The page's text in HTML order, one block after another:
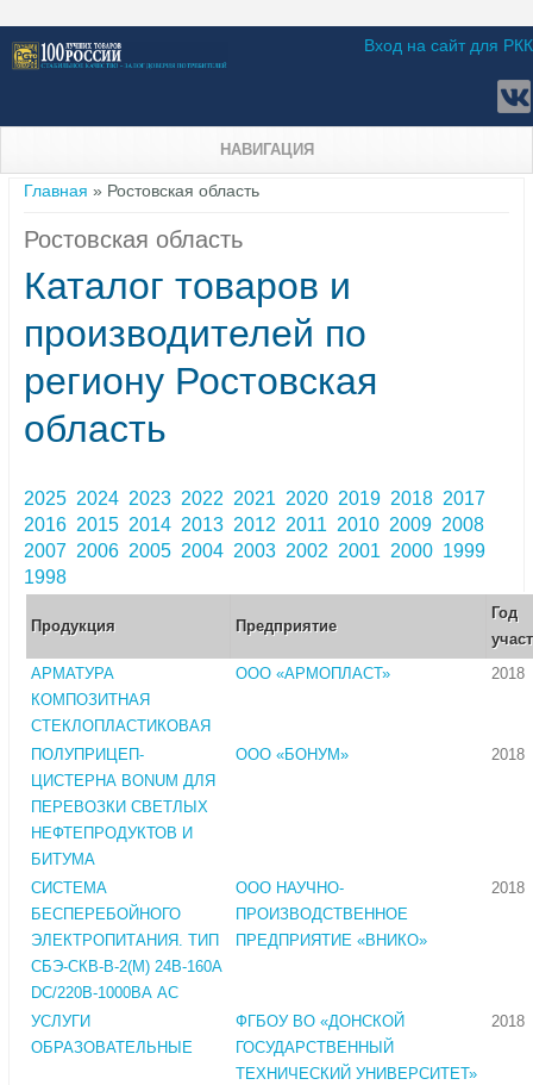
Вход на сайт для РКК
НАВИГАЦИЯ
Вы здесь
Главная » Ростовская область
Ростовская область
Каталог товаров и
производителей по
региону Ростовская
область
2025 2024 2023 2022 2021 2020 2019 2018 2017
2016 2015 2014 2013 2012 2011 2010 2009 2008
2007 2006 2005 2004 2003 2002 2001 2000 1999
1998
Продукция Предприятие
Год
АРМАТУРА
КОМПОЗИТНАЯ
СТЕКЛОПЛАСТИКОВАЯ
ООО «АРМОПЛАСТ» 2018
ПОЛУПРИЦЕП-
ЦИСТЕРНА BONUM ДЛЯ
ПЕРЕВОЗКИ СВЕТЛЫХ
НЕФТЕПРОДУКТОВ И
БИТУМА
ООО «БОНУМ» 2018
СИСТЕМА
БЕСПЕРЕБОЙНОГО
ЭЛЕКТРОПИТАНИЯ. ТИП
СБЭ-СКВ-В-2(М) 24В-160А
DC/220В-1000ВА АС
ООО НАУЧНО-
ПРОИЗВОДСТВЕННОЕ
ПРЕДПРИЯТИЕ «ВНИКО»
2018
УСЛУГИ
ОБРАЗОВАТЕЛЬНЫЕ
ФГБОУ ВО «ДОНСКОЙ
ГОСУДАРСТВЕННЫЙ
ТЕХНИЧЕСКИЙ УНИВЕРСИТЕТ»
2018